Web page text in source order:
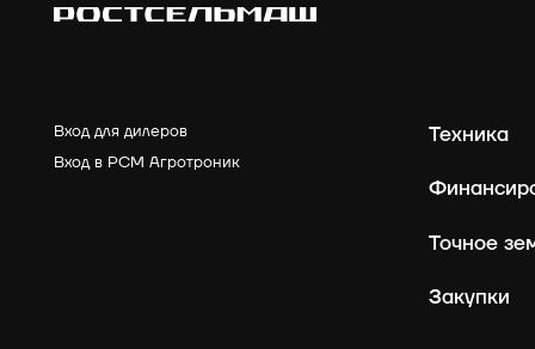
Вход для дилеров
Вход в РСМ Агротроник
Техника
Точное
Закупки